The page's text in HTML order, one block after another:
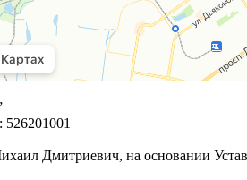
Дмитриевич, на основании